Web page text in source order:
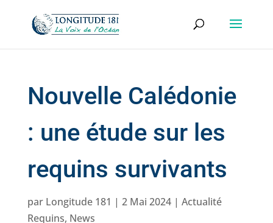
Nouvelle Calédonie
: une étude sur les
requins survivants
par Longitude 181 | 2 Mai 2024| Actualité
Requins, News